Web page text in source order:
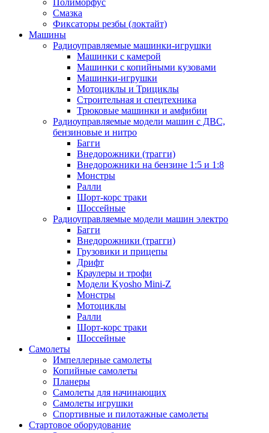
Полиморфус
Смазка
Фиксаторы резбы (локтайт)
Машины
Радиоуправляемые машинки-игрушки
Машинки с камерой
Машинки с копийными кузовами
Машинки-игрушки
Мотоциклы и Трициклы
Строительная и спецтехника
Трюковые машинки и амфибии
Радиоуправляемые модели машин с ДВС,
бензиновые и нитро
Багги
Внедорожники (трагги)
Внедорожники на бензине 1:5 и 1:8
Монстры
Ралли
Шорт-корс траки
Шоссейные
Радиоуправляемые модели машин электро
Багги
Внедорожники (трагги)
Грузовики и прицепы
Дрифт
Краулеры и трофи
Модели Kyosho Mini-Z
Монстры
Мотоциклы
Ралли
Шорт-корс траки
Шоссейные
Самолеты
Импеллерные самолеты
Копийные самолеты
Планеры
Самолеты для начинающих
Самолеты игрушки
Спортивные и пилотажные самолеты
Стартовое оборудование